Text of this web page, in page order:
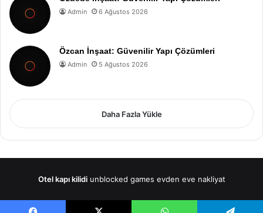
Admin 6 Ağustos 2026
Özcan İnşaat: Güvenilir Yapı Çözümleri
Admin 5 Ağustos 2026
Daha Fazla Yükle
Otel kapı kilidi unblocked games evden eve nakliyat